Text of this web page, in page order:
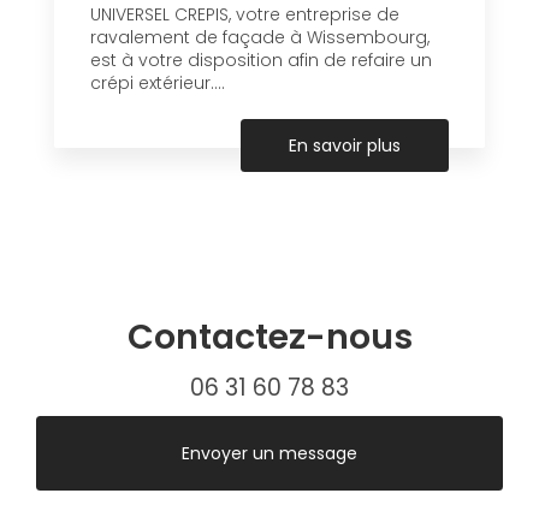
UNIVERSEL CREPIS, votre entreprise de
ravalement de façade à Wissembourg,
est à votre disposition afin de refaire un
crépi extérieur....
En savoir plus
Contactez-nous
06 31 60 78 83
Envoyer un message